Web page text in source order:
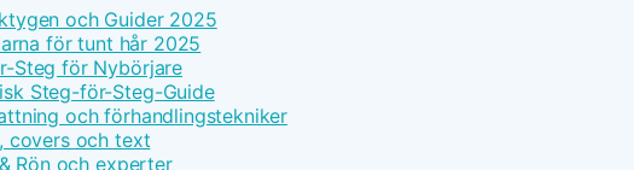
och Guider 2025
för tunt hår 2025
Steg för Nybörjare
Steg-för-Steg-Guide
och förhandlingstekniker
covers och text
Rön och experter